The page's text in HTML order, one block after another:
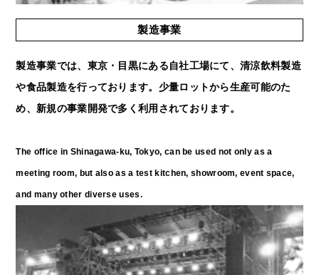
製造事業
製造事業では、東京・目黒にある自社工場にて、清涼飲料製造
や食品製造を行っております。少量ロットから生産可能のた
め、新規の事業開発で多く利用されております。
The office in Shinagawa-ku, Tokyo, can be used not only as a
meeting room, but also as a test kitchen, showroom, event space,
and many other diverse uses.